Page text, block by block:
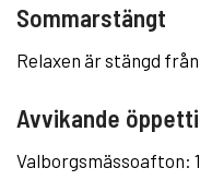
Sommarstängt
Relaxen är stängd
Avvikande
Valborgsmässoafton: